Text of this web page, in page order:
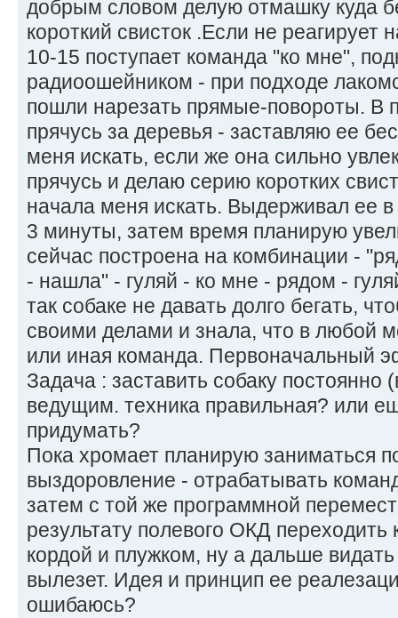
добрым словом делую отмашку куда
короткий свисток .Если не реагирует
10-15 поступает команда "ко мне",
радиоошейником - при подходе
пошли нарезать прямые-повороты. В
прячусь за деревья - заставляю ее
меня искать, если же она сильно
прячусь и делаю серию коротких
начала меня искать. Выдерживал ее
3 минуты, затем время планирую
сейчас построена на комбинации -
- нашла" - гуляй - ко мне - рядом -
так собаке не давать долго бегать,
своими делами и знала, что в любой
или иная команда. Первоначальный
Задача : заставить собаку постоянно
ведущим. техника правильная? или
придумать?
Пока хромает планирую заниматься
выздоровление - отрабатывать
затем с той же программной
результату полевого ОКД переходить
кордой и плужком, ну а дальше
вылезет. Идея и принцип ее
ошибаюсь?